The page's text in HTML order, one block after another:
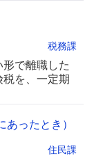
税務課
で離職した
を、一定期
ったとき）
住民課